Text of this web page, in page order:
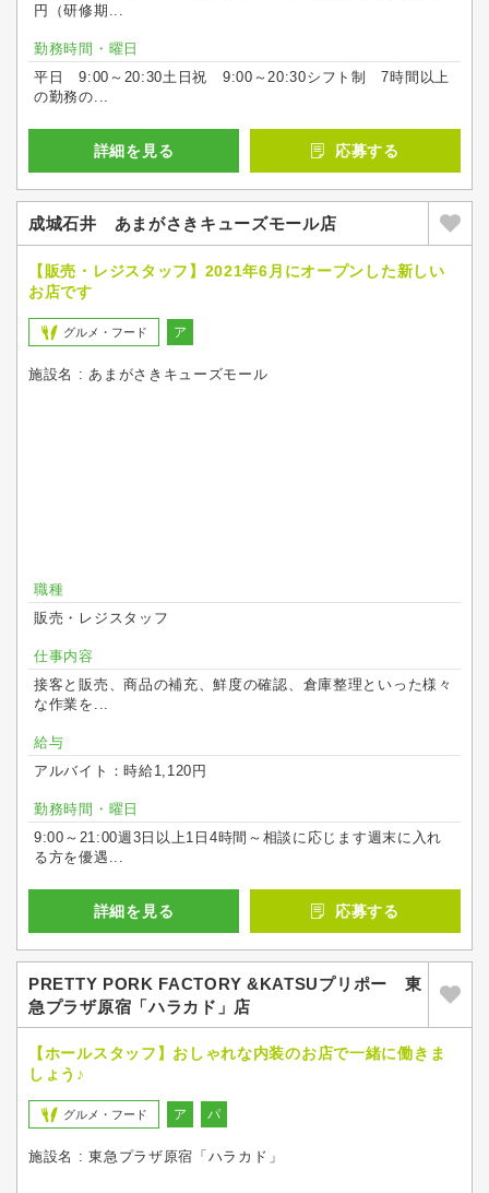
円（研修期...
勤務時間・曜日
平日 9:00～20:30土日祝 9:00～20:30シフト制 7時間以上
の勤務の...
詳細を見る 応募する
成城石井 あまがさきキューズモール店
【販売・レジスタッフ】2021年6月にオープンした新しい
お店です
グルメ・フード ア
施設名 : あまがさきキューズモール
職種
販売・レジスタッフ
仕事内容
接客と販売、商品の補充、鮮度の確認、倉庫整理といった様々
な作業を...
給与
アルバイト：時給1,120円
勤務時間・曜日
9:00～21:00週3日以上1日4時間～相談に応じます週末に入れ
る方を優遇...
詳細を見る 応募する
PRETTY PORK FACTORY &KATSUプリポー 東
急プラザ原宿「ハラカド」店
【ホールスタッフ】おしゃれな内装のお店で一緒に働きま
しょう♪
グルメ・フード ア パ
施設名 : 東急プラザ原宿「ハラカド」